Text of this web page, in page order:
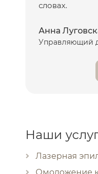
словах.
Анна
Управляющий
Наши
Лазерная